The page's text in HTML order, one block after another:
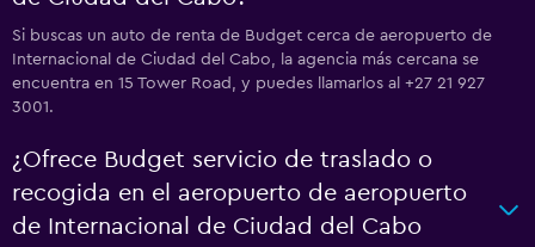
Si buscas un auto de renta de Budget cerca de aeropuerto de
Internacional de Ciudad del Cabo, la agencia más cercana se
encuentra en 15 Tower Road, y puedes llamarlos al +27 21 927
3001.
¿Ofrece Budget servicio de traslado o
recogida en el aeropuerto de aeropuerto
de Internacional de Ciudad del Cabo